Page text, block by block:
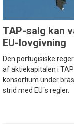
TAP-salg kan
EU-lovgivning
Den portugisiske
af aktiekapitalen i
konsortium under
strid med EU´s regler.